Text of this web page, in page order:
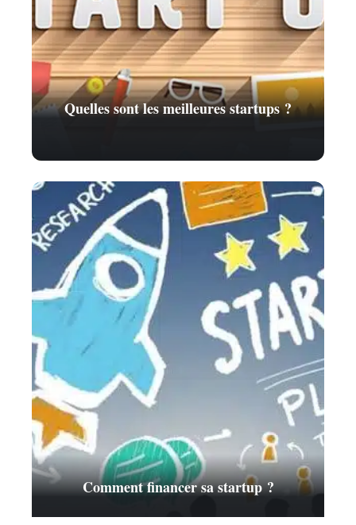
Quelles sont les meilleures startups ?
Comment financer sa startup ?